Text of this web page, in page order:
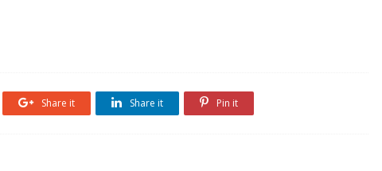
Share it Share it Pin it